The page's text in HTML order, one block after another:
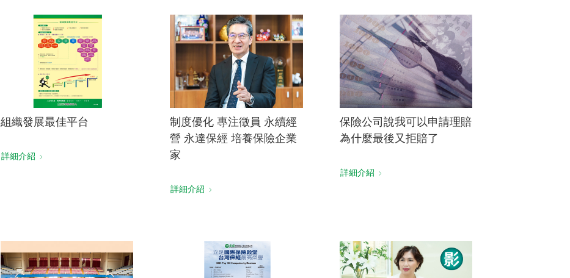
電子書刊 重大政策聲明 集團徵才
業務專區 訓練專區
永達保戶申訴
洗錢防制暨打擊資恐
組織發展最佳平台
詳細介紹
制度優化 專注徵員 永續經
營 永達保經 培養保險企業
家
詳細介紹
保險公司說我可以申請理賠
為什麼最後又拒賠了
詳細介紹